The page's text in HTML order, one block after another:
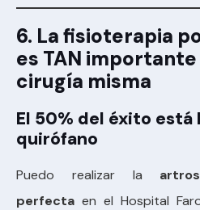
6. La fisioterapia
es TAN
cirugía misma
El 50% del éxito está
quirófano
Puedo realizar la
perfecta en el Hospital